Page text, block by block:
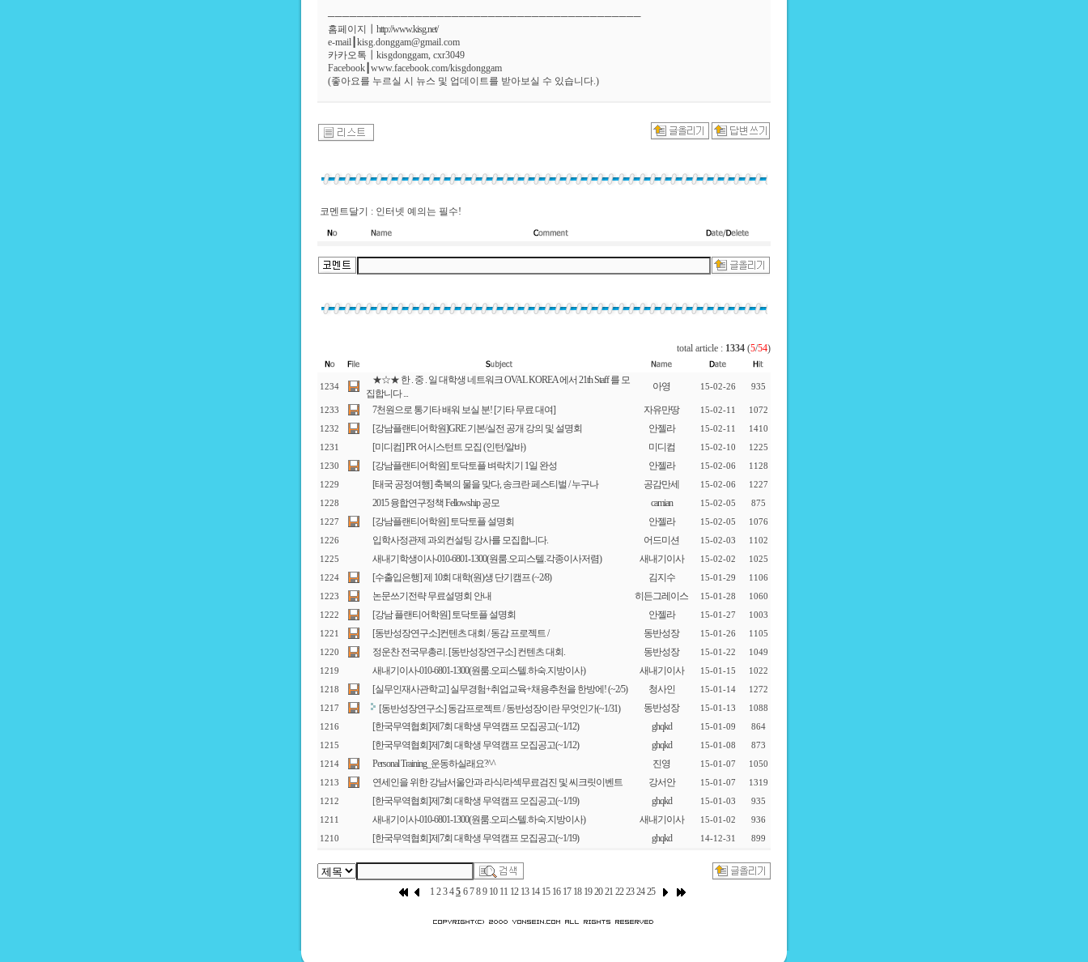
───────────────────────────────────────────
홈페이지┃ http://www.kisg.net/
e-mail┃kisg.donggam@gmail.com
카카오톡┃kisgdonggam, cxr3049
Facebook┃www.facebook.com/kisgdonggam
(좋아요를 누르실 시 뉴스 및 업데이트를 받아보실 수 있습니다.)
코멘트달기 : 인터넷 예의는 필수!
total article : 1334 (5/54)
1234
★☆★ 한 . 중 . 일 대학생 네트워크 OVAL KOREA 에서 21th Staff 를 모
집합니다 ...
아영 15-02-26 935
1233 7천원으로 통기타 배워 보실 분! [기타 무료 대여] 자유만땅 15-02-11 1072
1232 [강남플랜티어학원]GRE 기본/실전 공개 강의 및 설명회 안젤라 15-02-11 1410
1231 [미디컴] PR 어시스턴트 모집 (인턴/알바) 미디컴 15-02-10 1225
1230 [강남플랜티어학원] 토닥토플 벼락치기 1일 완성 안젤라 15-02-06 1128
1229 [태국 공정여행] 축복의 물을 맞다, 송크란 페스티벌 / 누구나 공감만세 15-02-06 1227
1228 2015 융합연구정책 Fellowship 공모 camian 15-02-05 875
1227 [강남플랜티어학원] 토닥토플 설명회 안젤라 15-02-05 1076
1226 입학사정관제 과외컨설팅 강사를 모집합니다. 어드미션 15-02-03 1102
1225 새내기학생이사-010-6801-1300(원룸.오피스텔.각종이사저렴) 새내기이사 15-02-02 1025
1224 [수출입은행] 제 10회 대학(원)생 단기캠프 (~2/8) 김지수 15-01-29 1106
1223 논문쓰기전략 무료설명회 안내 히든그레이스 15-01-28 1060
1222 [강남 플랜티어학원] 토닥토플 설명회 안젤라 15-01-27 1003
1221 [동반성장연구소]컨텐츠 대회 / 동감 프로젝트 / 동반성장 15-01-26 1105
1220 정운찬 전국무총리. [동반성장연구소] 컨텐츠 대회. 동반성장 15-01-22 1049
1219 새내기이사-010-6801-1300(원룸.오피스텔.하숙.지방이사) 새내기이사 15-01-15 1022
1218 [실무인재사관학교] 실무경험+취업교육+채용추천을 한방에! (~2/5) 청사인 15-01-14 1272
1217 [동반성장연구소] 동감프로젝트 / 동반성장이란 무엇인가(~1/31) 동반성장 15-01-13 1088
1216 [한국무역협회]제7회 대학생 무역캠프 모집공고(~1/12) ghqkd 15-01-09 864
1215 [한국무역협회]제7회 대학생 무역캠프 모집공고(~1/12) ghqkd 15-01-08 873
1214 Personal Training_운동하실래요?^^ 진영 15-01-07 1050
1213 연세인을 위한 강남서울안과 라식/라섹무료검진 및 씨크릿이벤트 강서안 15-01-07 1319
1212 [한국무역협회]제7회 대학생 무역캠프 모집공고(~1/19) ghqkd 15-01-03 935
1211 새내기이사-010-6801-1300(원룸.오피스텔.하숙.지방이사) 새내기이사 15-01-02 936
1210 [한국무역협회]제7회 대학생 무역캠프 모집공고(~1/19) ghqkd 14-12-31 899
1 2 3 4 5 6 7 8 9 10 11 12 13 14 15 16 17 18 19 20 21 22 23 24 25